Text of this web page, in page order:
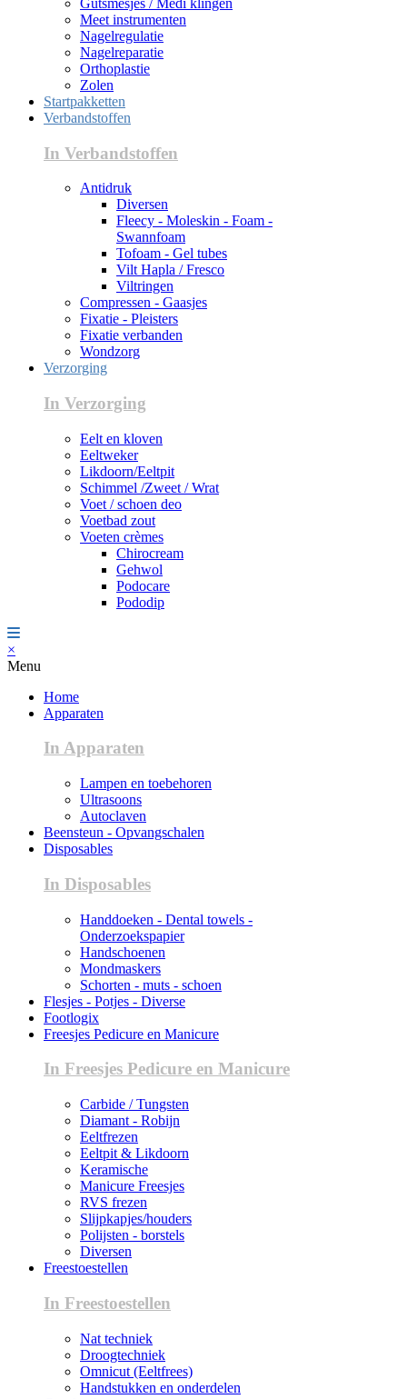
Meet instrumenten
Nagelregulatie
Nagelreparatie
Orthoplastie
Zolen
Startpakketten
Verbandstoffen
In Verbandstoffen
Antidruk
Diversen
Fleecy - Moleskin - Foam -
Swannfoam
Tofoam - Gel tubes
Vilt Hapla / Fresco
Viltringen
Compressen - Gaasjes
Fixatie - Pleisters
Fixatie verbanden
Wondzorg
Verzorging
In Verzorging
Eelt en kloven
Eeltweker
Likdoorn/Eeltpit
Schimmel /Zweet / Wrat
Voet / schoen deo
Voetbad zout
Voeten crèmes
Chirocream
Gehwol
Podocare
Pododip
×
Menu
Home
Apparaten
In Apparaten
Lampen en toebehoren
Ultrasoons
Autoclaven
Beensteun - Opvangschalen
Disposables
In Disposables
Handdoeken - Dental towels -
Onderzoekspapier
Handschoenen
Mondmaskers
Schorten - muts - schoen
Flesjes - Potjes - Diverse
Footlogix
Freesjes Pedicure en Manicure
In Freesjes Pedicure en Manicure
Carbide / Tungsten
Diamant - Robijn
Eeltfrezen
Eeltpit & Likdoorn
Keramische
Manicure Freesjes
RVS frezen
Slijpkapjes/houders
Polijsten - borstels
Diversen
Freestoestellen
In Freestoestellen
Nat techniek
Droogtechniek
Omnicut (Eeltfrees)
Handstukken en onderdelen